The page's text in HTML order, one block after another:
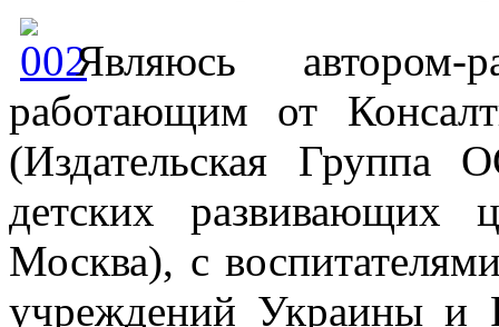
Являюсь автором-
работающим от
(Издательская
детских развивающих
Москва), с
учреждений Украины и